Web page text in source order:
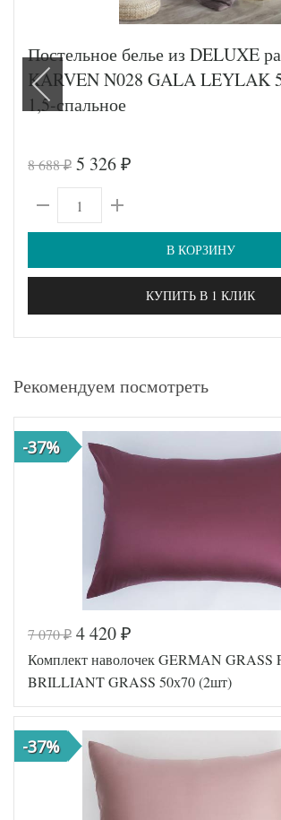
Постельное белье из DELUXE
KARVEN N028 GALA LEYLAK
1,5-спальное
8 688₽ 5 326 ₽
В КОРЗИНУ
КУПИТЬ В 1 КЛИК
Рекомендуем посмотреть
-37%
7 070₽ 4 420 ₽
Комплект наволочек GERMAN GRASS
BRILLIANT GRASS 50х70 (2шт)
-37%